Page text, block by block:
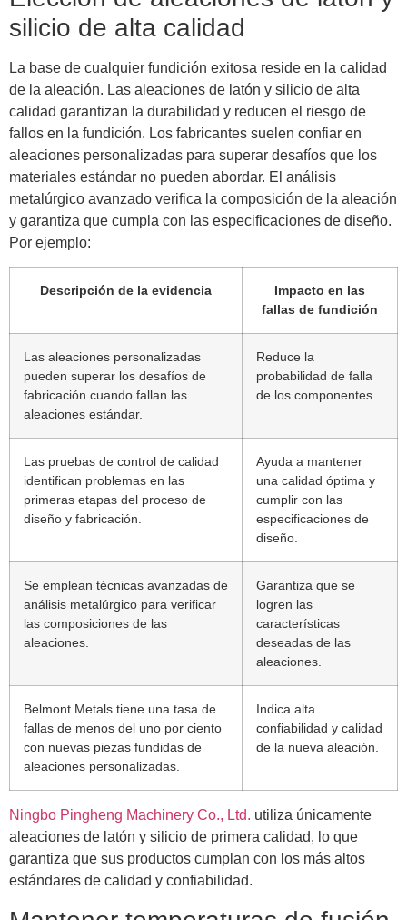
silicio de alta calidad
La base de cualquier fundición exitosa reside en la calidad
de la aleación. Las aleaciones de latón y silicio de alta
calidad garantizan la durabilidad y reducen el riesgo de
fallos en la fundición. Los fabricantes suelen confiar en
aleaciones personalizadas para superar desafíos que los
materiales estándar no pueden abordar. El análisis
metalúrgico avanzado verifica la composición de la aleación
y garantiza que cumpla con las especificaciones de diseño.
Por ejemplo:
Descripción de la evidencia
Impacto en las
fallas de fundición
Las aleaciones personalizadas
pueden superar los desafíos de
fabricación cuando fallan las
aleaciones estándar.
Reduce la
probabilidad de falla
de los componentes.
Las pruebas de control de calidad
identifican problemas en las
primeras etapas del proceso de
diseño y fabricación.
Ayuda a mantener
una calidad óptima y
cumplir con las
especificaciones de
diseño.
Se emplean técnicas avanzadas de
análisis metalúrgico para verificar
las composiciones de las
aleaciones.
Garantiza que se
logren las
características
deseadas de las
aleaciones.
Belmont Metals tiene una tasa de
fallas de menos del uno por ciento
con nuevas piezas fundidas de
aleaciones personalizadas.
Indica alta
confiabilidad y calidad
de la nueva aleación.
Ningbo Pingheng Machinery Co., Ltd. utiliza únicamente
aleaciones de latón y silicio de primera calidad, lo que
garantiza que sus productos cumplan con los más altos
estándares de calidad y confiabilidad.